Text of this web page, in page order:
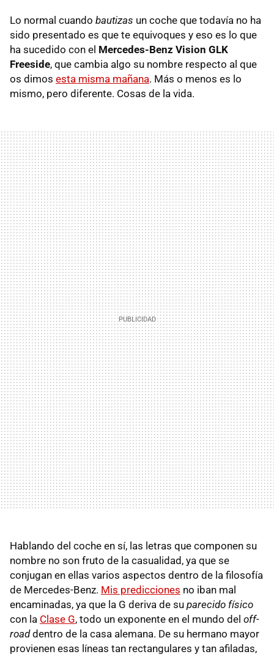
Lo normal cuando bautizas un coche que todavía no ha
sido presentado es que te equivoques y eso es lo que
ha sucedido con el Mercedes-Benz Vision GLK
Freeside, que cambia algo su nombre respecto al que
os dimos esta misma mañana. Más o menos es lo
mismo, pero diferente. Cosas de la vida.
Hablando del coche en sí, las letras que componen su
nombre no son fruto de la casualidad, ya que se
conjugan en ellas varios aspectos dentro de la filosofía
de Mercedes-Benz. Mis predicciones no iban mal
encaminadas, ya que la G deriva de su parecido físico
con la Clase G, todo un exponente en el mundo del off-
roaddentro de la casa alemana. De su hermano mayor
provienen esas líneas tan rectangulares y tan afiladas,